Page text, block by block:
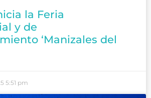
la Feria
y de
‘Manizales del
5:51 pm